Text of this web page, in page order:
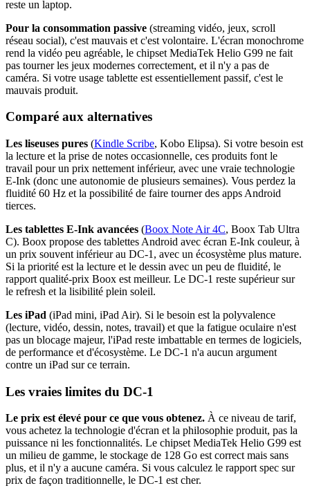
reste un laptop.
Pour la consommation passive (streaming vidéo, jeux, scroll
réseau social), c'est mauvais et c'est volontaire. L'écran monochrome
rend la vidéo peu agréable, le chipset MediaTek Helio G99 ne fait
pas tourner les jeux modernes correctement, et il n'y a pas de
caméra. Si votre usage tablette est essentiellement passif, c'est le
mauvais produit.
Comparé aux alternatives
Les liseuses pures (Kindle Scribe, Kobo Elipsa). Si votre besoin est
la lecture et la prise de notes occasionnelle, ces produits font le
travail pour un prix nettement inférieur, avec une vraie technologie
E-Ink (donc une autonomie de plusieurs semaines). Vous perdez la
fluidité 60 Hz et la possibilité de faire tourner des apps Android
tierces.
Les tablettes E-Ink avancées (Boox Note Air 4C, Boox Tab Ultra
C). Boox propose des tablettes Android avec écran E-Ink couleur, à
un prix souvent inférieur au DC-1, avec un écosystème plus mature.
Si la priorité est la lecture et le dessin avec un peu de fluidité, le
rapport qualité-prix Boox est meilleur. Le DC-1 reste supérieur sur
le refresh et la lisibilité plein soleil.
Les iPad (iPad mini, iPad Air). Si le besoin est la polyvalence
(lecture, vidéo, dessin, notes, travail) et que la fatigue oculaire n'est
pas un blocage majeur, l'iPad reste imbattable en termes de logiciels,
de performance et d'écosystème. Le DC-1 n'a aucun argument
contre un iPad sur ce terrain.
Les vraies limites du DC-1
Le prix est élevé pour ce que vous obtenez. À ce niveau de tarif,
vous achetez la technologie d'écran et la philosophie produit, pas la
puissance ni les fonctionnalités. Le chipset MediaTek Helio G99 est
un milieu de gamme, le stockage de 128 Go est correct mais sans
plus, et il n'y a aucune caméra. Si vous calculez le rapport spec sur
prix de façon traditionnelle, le DC-1 est cher.